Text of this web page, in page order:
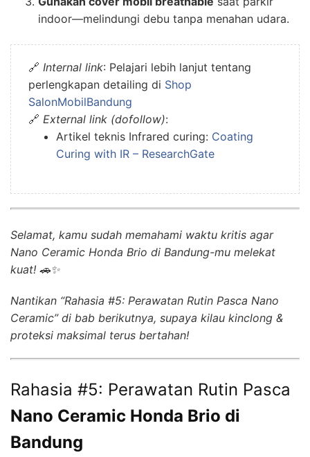
indoor—melindungi debu tanpa menahan udara.
🔗 Internal link: Pelajari lebih lanjut tentang
perlengkapan detailing di Shop
SalonMobilBandung
🔗 External link (dofollow):
Artikel teknis Infrared curing: Coating
Curing with IR – ResearchGate
Selamat, kamu sudah memahami waktu kritis agar
Nano Ceramic Honda Brio di Bandung-mu melekat
kuat! 🚗✨
Nantikan “Rahasia #5: Perawatan Rutin Pasca Nano
Ceramic” di bab berikutnya, supaya kilau kinclong &
proteksi maksimal terus bertahan!
Rahasia #5: Perawatan Rutin Pasca
Nano Ceramic Honda Brio di
Bandung